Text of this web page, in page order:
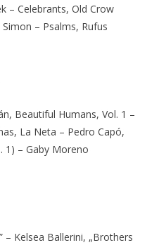
– Celebrants, Old Crow
– Psalms, Rufus
Beautiful Humans, Vol. 1 –
La Neta – Pedro Capó,
1) – Gaby Moreno
– Kelsea Ballerini, „Brothers